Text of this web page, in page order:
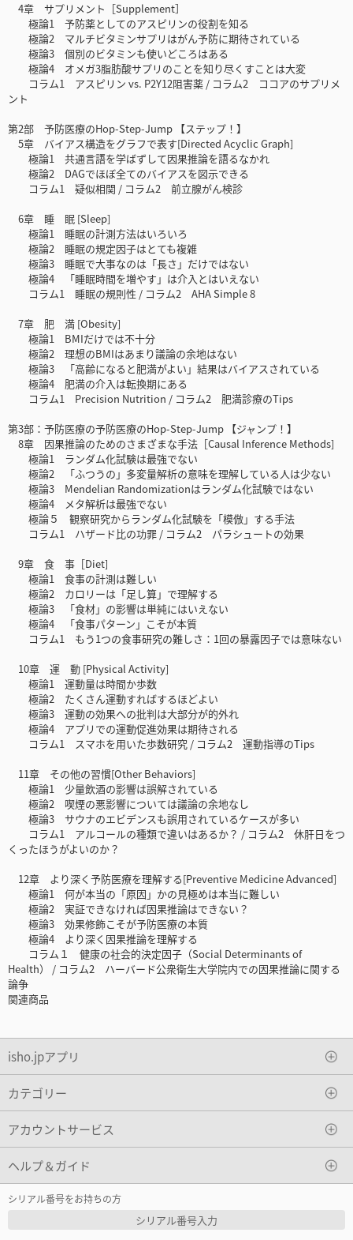
4章 サプリメント［Supplement］
極論1 予防薬としてのアスピリンの役割を知る
極論2 マルチビタミンサプリはがん予防に期待されている
極論3 個別のビタミンも使いどころはある
極論4 オメガ3脂肪酸サプリのことを知り尽くすことは大変
コラム1 アスピリン vs. P2Y12阻害薬 / コラム2 ココアのサプリメ
ント
第2部 予防医療のHop-Step-Jump 【ステップ！】
5章 バイアス構造をグラフで表す[Directed Acyclic Graph]
極論1 共通言語を学ばずして因果推論を語るなかれ
極論2 DAGでほぼ全てのバイアスを図示できる
コラム1 疑似相関 / コラム2 前立腺がん検診
6章 睡 眠 [Sleep]
極論1 睡眠の計測方法はいろいろ
極論2 睡眠の規定因子はとても複雑
極論3 睡眠で大事なのは「長さ」だけではない
極論4 「睡眠時間を増やす」は介入とはいえない
コラム1 睡眠の規則性 / コラム2 AHA Simple 8
7章 肥 満 [Obesity]
極論1 BMIだけでは不十分
極論2 理想のBMIはあまり議論の余地はない
極論3 「高齢になると肥満がよい」結果はバイアスされている
極論4 肥満の介入は転換期にある
コラム1 Precision Nutrition / コラム2 肥満診療のTips
第3部：予防医療の予防医療のHop-Step-Jump 【ジャンプ！】
8章 因果推論のためのさまざまな手法［Causal Inference Methods]
極論1 ランダム化試験は最強でない
極論2 「ふつうの」多変量解析の意味を理解している人は少ない
極論3 Mendelian Randomizationはランダム化試験ではない
極論4 メタ解析は最強でない
極論５ 観察研究からランダム化試験を「模倣」する手法
コラム1 ハザード比の功罪 / コラム2 パラシュートの効果
9章 食 事［Diet]
極論1 食事の計測は難しい
極論2 カロリーは「足し算」で理解する
極論3 「食材」の影響は単純にはいえない
極論4 「食事パターン」こそが本質
コラム1 もう1つの食事研究の難しさ：1回の暴露因子では意味ない
10章 運 動 [Physical Activity]
極論1 運動量は時間か歩数
極論2 たくさん運動すればするほどよい
極論3 運動の効果への批判は大部分が的外れ
極論4 アプリでの運動促進効果は期待される
コラム1 スマホを用いた歩数研究 / コラム2 運動指導のTips
11章 その他の習慣[Other Behaviors]
極論1 少量飲酒の影響は誤解されている
極論2 喫煙の悪影響については議論の余地なし
極論3 サウナのエビデンスも誤用されているケースが多い
コラム1 アルコールの種類で違いはあるか？ / コラム2 休肝日をつ
くったほうがよいのか？
12章 より深く予防医療を理解する[Preventive Medicine Advanced]
極論1 何が本当の「原因」かの見極めは本当に難しい
極論2 実証できなければ因果推論はできない？
極論3 効果修飾こそが予防医療の本質
極論4 より深く因果推論を理解する
コラム１ 健康の社会的決定因子（Social Determinants of
Health） / コラム2 ハーバード公衆衛生大学院内での因果推論に関する
論争
関連商品
isho.jpアプリ
カテゴリー
アカウントサービス
ヘルプ＆ガイド
シリアル番号をお持ちの方
シリアル番号入力